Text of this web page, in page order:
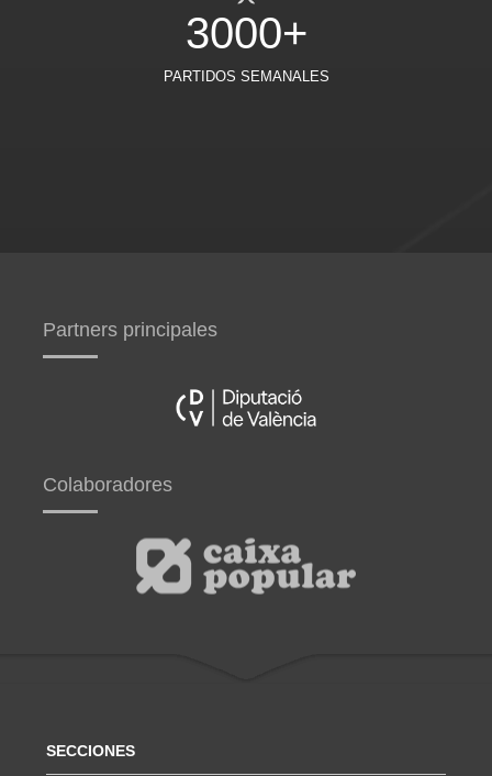
3000+
PARTIDOS SEMANALES
Partners principales
Colaboradores
SECCIONES